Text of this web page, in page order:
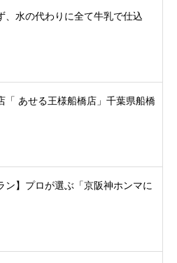
、水の代わりに全て牛乳で仕込
「 あせる王様船橋店」千葉県船橋
ン】プロが選ぶ「京阪神ホンマに